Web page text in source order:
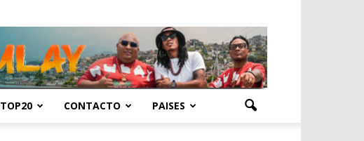
TOP20 CONTACTO PAISES